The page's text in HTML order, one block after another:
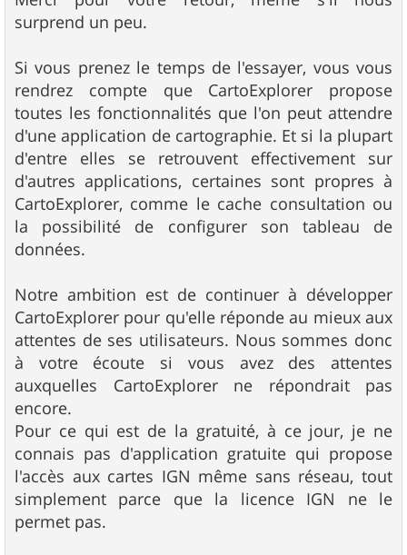
e
surprend un peu.
Si vous prenez le temps de l'essayer, vous vous
rendrez compte que CartoExplorer propose
toutes les fonctionnalités que l'on peut attendre
d'une application de cartographie. Et si la plupart
d'entre elles se retrouvent effectivement sur
d'autres applications, certaines sont propres à
CartoExplorer, comme le cache consultation ou
la possibilité de configurer son tableau de
données.
Notre ambition est de continuer à développer
CartoExplorer pour qu'elle réponde au mieux aux
attentes de ses utilisateurs. Nous sommes donc
à votre écoute si vous avez des attentes
auxquelles CartoExplorer ne répondrait pas
encore.
Pour ce qui est de la gratuité, à ce jour, je ne
connais pas d'application gratuite qui propose
l'accès aux cartes IGN même sans réseau, tout
simplement parce que la licence IGN ne le
permet pas.